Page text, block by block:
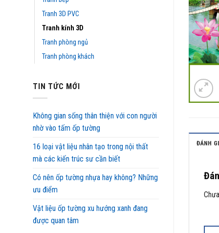
Tranh 3D PVC
Tranh kính 3D
Tranh phòng ngủ
Tranh phòng khách
TIN TỨC MỚI
Không gian sống thân thiện với con người
nhờ vào tấm ốp tường
16 loại vật liệu nhân tạo trong nội thất
mà các kiến trúc sư cần biết
Có nên ốp tường nhựa hay không? Những
ưu điểm
Vật liệu ốp tường xu hướng xanh đang
được quan tâm
ĐÁNH